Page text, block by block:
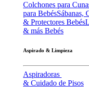
Colchones para
para BebésSábanas,
& Protectores Bebés
& más Bebés
Aspirado & Limpieza
Aspiradoras
& Cuidado de Pisos